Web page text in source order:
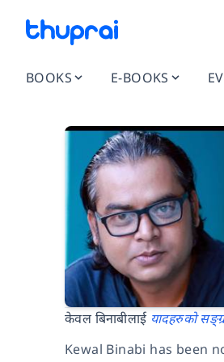
BOOKS E-BOOKS
केवल बिनाबीलाई यादहरुको
Kewal Binabi has been